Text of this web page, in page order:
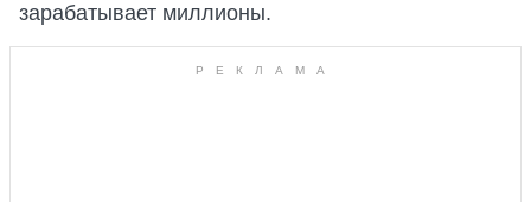
зарабатывает миллионы.